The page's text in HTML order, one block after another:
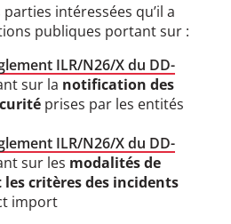
intéressées qu’il a
publiques portant sur :
ILR/N26/X du DD-
sur la notification des
prises par les entités
ILR/N26/X du DD-
sur les modalités de
critères des incidents
import